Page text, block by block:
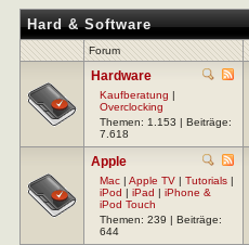
Hard & Software
Forum
Hardware
Kaufberatung |
Overclocking
Themen: 1.153 | Beiträge:
7.618
Apple
Mac | Apple TV | Tutorials |
iPod | iPad | iPhone &
iPod Touch
Themen: 239 | Beiträge:
644